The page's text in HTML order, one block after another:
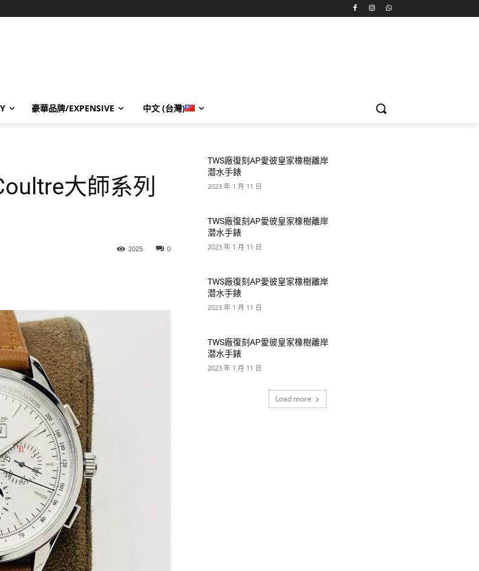
豪華品牌/EXPENSIVE 中文 (台灣)
大師系列
0
2025
TWS廠復刻AP愛彼皇家橡樹離岸
潜水手錶
2023 年 1 月 11 日
TWS廠復刻AP愛彼皇家橡樹離岸
潜水手錶
2023 年 1 月 11 日
TWS廠復刻AP愛彼皇家橡樹離岸
潜水手錶
2023 年 1 月 11 日
TWS廠復刻AP愛彼皇家橡樹離岸
潜水手錶
2023 年 1 月 11 日
Load more